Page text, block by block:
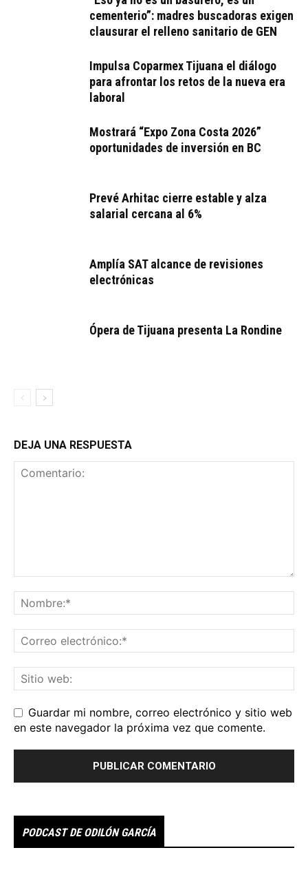
cementerio”: madres buscadoras exigen
clausurar el relleno sanitario de GEN
Impulsa Coparmex Tijuana el diálogo
para afrontar los retos de la nueva era
laboral
Mostrará “Expo Zona Costa 2026”
oportunidades de inversión en BC
Prevé Arhitac cierre estable y alza
salarial cercana al 6%
Amplía SAT alcance de revisiones
electrónicas
Ópera de Tijuana presenta La Rondine
DEJA UNA RESPUESTA
Guardar mi nombre, correo electrónico y sitio web
en este navegador la próxima vez que comente.
PODCAST DE ODILÓN GARCÍA